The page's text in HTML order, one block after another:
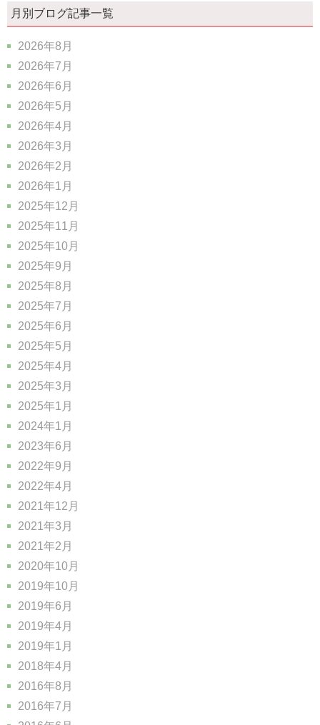
月別ブログ記事一覧
2026年8月
2026年7月
2026年6月
2026年5月
2026年4月
2026年3月
2026年2月
2026年1月
2025年12月
2025年11月
2025年10月
2025年9月
2025年8月
2025年7月
2025年6月
2025年5月
2025年4月
2025年3月
2025年1月
2024年1月
2023年6月
2022年9月
2022年4月
2021年12月
2021年3月
2021年2月
2020年10月
2019年10月
2019年6月
2019年4月
2019年1月
2018年4月
2016年8月
2016年7月